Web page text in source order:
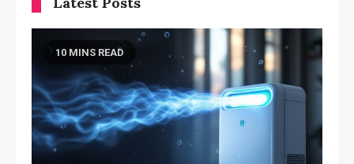
10 MINS READ